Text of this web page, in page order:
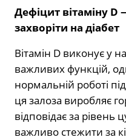
Дефіцит вітаміну
захворіти на діабет
Вітамін D виконує у
важливих функцій,
нормальній роботі
ця залоза виробляє
відповідає за рівень
важливо стежити за